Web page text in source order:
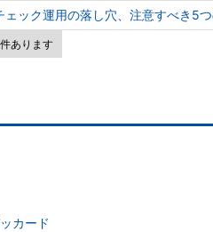
ェック運用の落し穴、注意すべき5
あります
カード